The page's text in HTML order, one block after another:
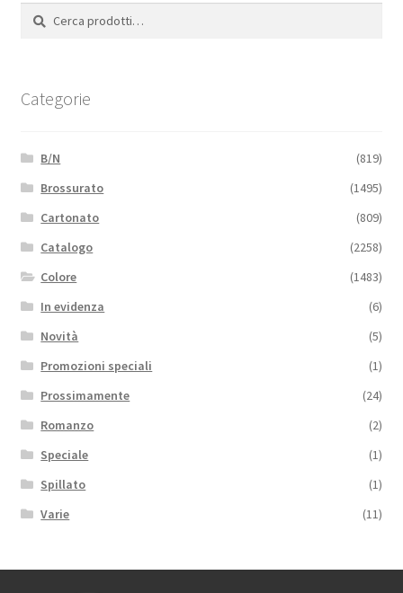
Cerca:
Cerca
Categorie
B/N
(819)
Brossurato
(1495)
Cartonato
(809)
Catalogo
(2258)
Colore
(1483)
In evidenza
(6)
Novità
(5)
Promozioni speciali
(1)
Prossimamente
(24)
Romanzo
(2)
Speciale
(1)
Spillato
(1)
Varie
(11)